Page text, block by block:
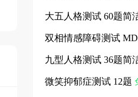
大五人格测试 60题简
双相情感障碍测试 MDQ量
九型人格测试 36题简
微笑抑郁症测试 12题